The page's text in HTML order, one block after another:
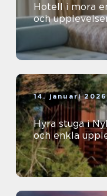
Hotell i mora en guide till boende, läge
och
14. januari 2026
Hyra stuga i
och enkla